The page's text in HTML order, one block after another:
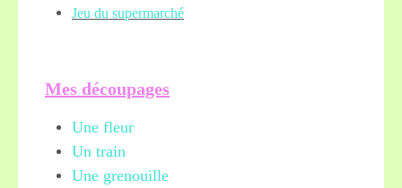
Jeu du supermarché
Mes découpages
Une fleur
Un train
Une grenouille